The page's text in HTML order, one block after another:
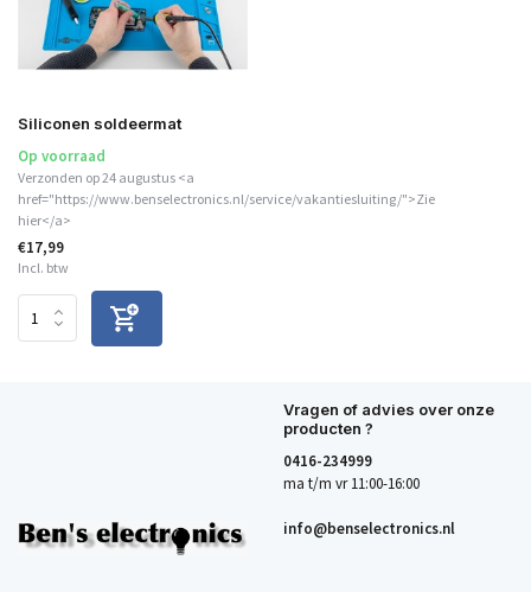
Siliconen soldeermat
Op voorraad
Verzonden op 24 augustus <a
href="https://www.benselectronics.nl/service/vakantiesluiting/">Zie
hier</a>
€17,99
Incl. btw
Vragen of advies over onze
producten ?
0416-234999
ma t/m vr 11:00-16:00
info@benselectronics.nl